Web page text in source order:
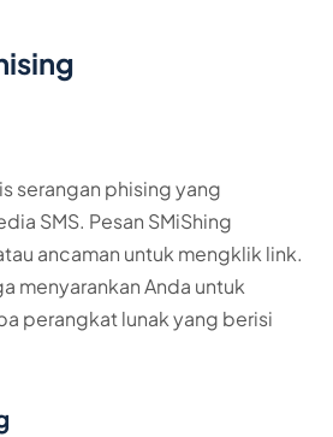
serangan phising yang
SMS. Pesan SMiShing
ancaman untuk mengklik link.
menyarankan Anda untuk
perangkat lunak yang berisi